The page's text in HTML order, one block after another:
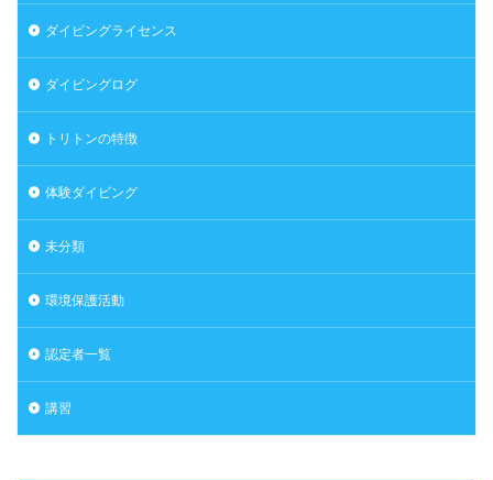
ダイビングライセンス
ダイビングログ
トリトンの特徴
体験ダイビング
未分類
環境保護活動
認定者一覧
講習